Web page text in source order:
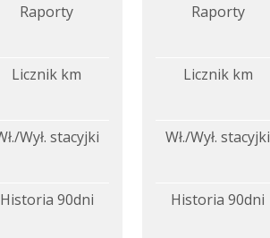
Raporty
Licznik km
Wył. stacyjki
Historia 90dni
Raporty
Licznik km
Wł./Wył. stacyjki
Historia 90dni